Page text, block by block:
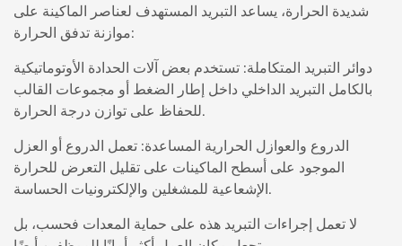
شديدة الحرارة، يساعد التبريد المستهدف لعناصر الماكينة على
موازنة تدفق الحرارة:
دوائر التبريد المتكاملة: تستخدم بعض آلات الحدادة الأوتوماتيكية
بالكامل التبريد الداخلي داخل إطار الضغط أو مجموعات القالب
للحفاظ على توازن درجة الحرارة.
الدروع والعوازل الحرارية المساعدة: تعمل الدروع أو العزل
الموجود على أسطح الماكينات على تقليل التعرض للحرارة
الإشعاعية للمشغلين والإلكترونيات الحساسة.
لا تعمل إجراءات التبريد هذه على حماية المعدات فحسب، بل